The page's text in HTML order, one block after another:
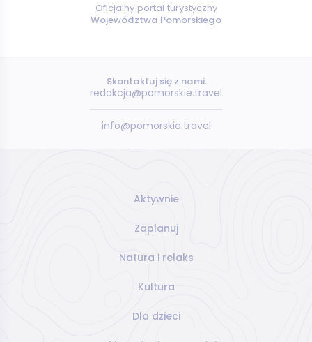
Oficjalny portal turystyczny
Województwa Pomorskiego
Skontaktuj się z nami:
redakcja@pomorskie.travel
info@pomorskie.travel
Aktywnie
Zaplanuj
Natura i relaks
Kultura
Dla dzieci